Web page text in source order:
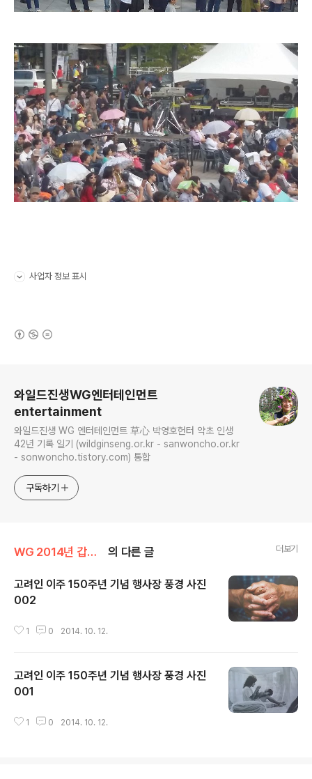
사업자 정보 표시
와일드진생WG엔터테인먼트
entertainment
와일드진생 WG 엔터테인먼트 草心 박영호헌터 약초 인생
42년 기록 일기 (wildginseng.or.kr - sanwoncho.or.kr
- sonwoncho.tistory.com) 통합
구독하기
WG 2014년 갑오년 기록 의 다른 글 더보기
고려인 이주 150주년 기념 행사장 풍경 사진
002
1 0 2014. 10. 12.
고려인 이주 150주년 기념 행사장 풍경 사진
001
1 0 2014. 10. 12.